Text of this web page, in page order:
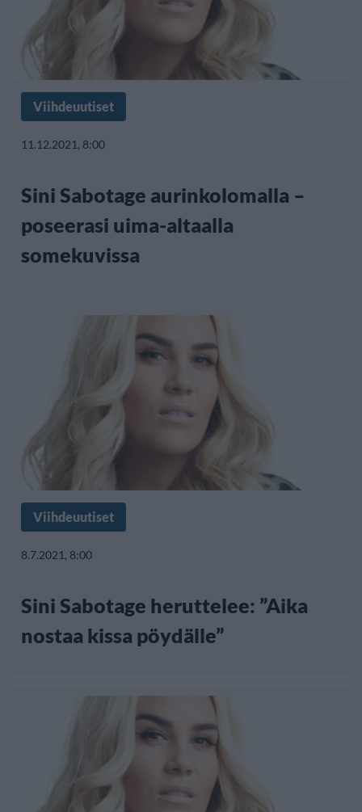
Viihdeuutiset
11.12.2021, 8:00
Sini Sabotage aurinkolomalla –
poseerasi uima-altaalla
somekuvissa
Viihdeuutiset
8.7.2021, 8:00
Sini Sabotage heruttelee: ”Aika
nostaa kissa pöydälle”